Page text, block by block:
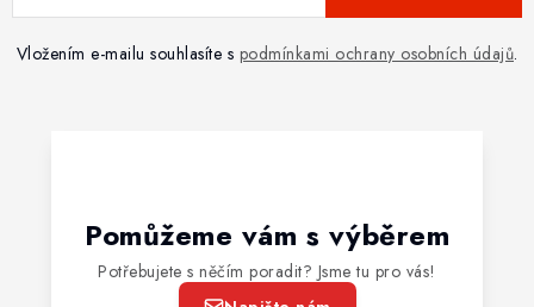
Vložením e-mailu souhlasíte s podmínkami ochrany osobních údajů.
Pomůžeme vám s výběrem
Potřebujete s něčím poradit? Jsme tu pro vás!